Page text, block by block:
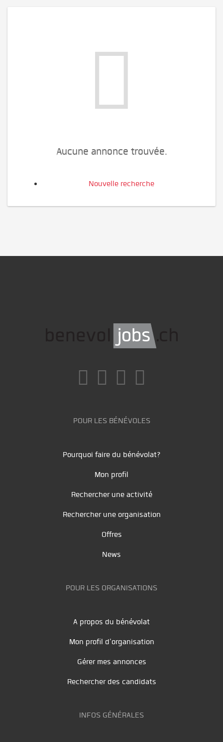
Aucune annonce trouvée.
Nouvelle recherche
POUR LES BÉNÉVOLES
Pourquoi faire du bénévolat?
Mon profil
Rechercher une activité
Rechercher une organisation
Offres
News
POUR LES ORGANISATIONS
A propos du bénévolat
Mon profil d'organisation
Gérer mes annonces
Rechercher des candidats
INFOS GÉNÉRALES